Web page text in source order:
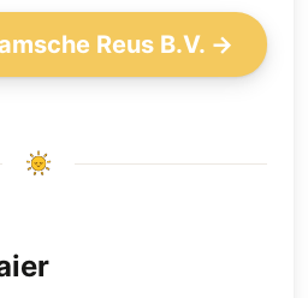
Reus B.V. →